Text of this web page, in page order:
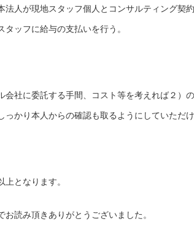
法人が現地スタッフ個人とコンサルティング契
タッフに給与の支払いを行う。
会社に委託する手間、コスト等を考えれば２）
っかり本人からの確認も取るようにしていただけ
上となります。
お読み頂きありがとうございました。